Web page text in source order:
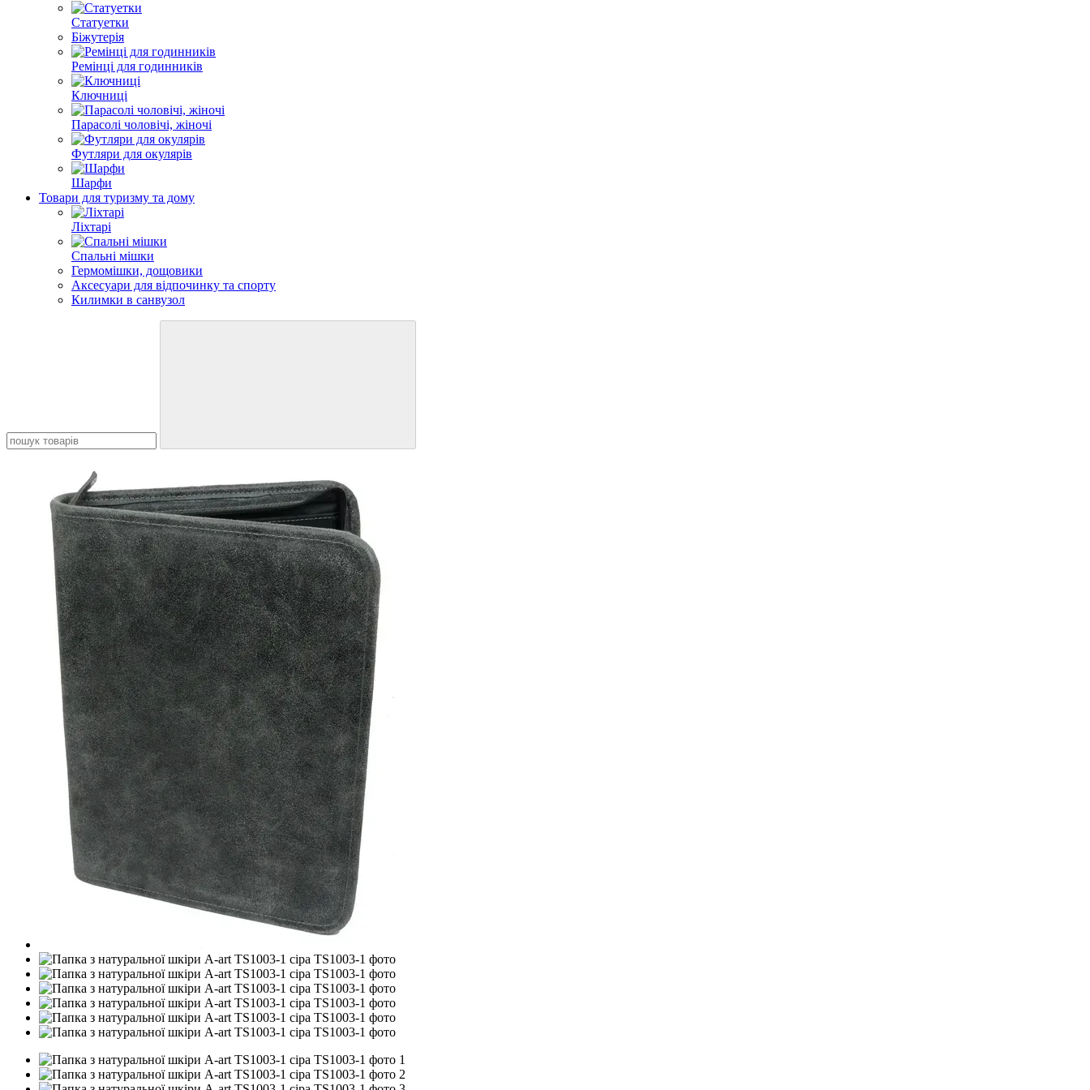
Статуетки
Біжутерія
Ремінці для годинників
Ключниці
Парасолі чоловічі, жіночі
Футляри для окулярів
Шарфи
Товари для туризму та дому
Ліхтарі
Спальні мішки
Гермомішки, дощовики
Аксесуари для відпочинку та спорту
Килимки в санвузол